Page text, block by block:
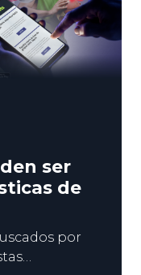
ser
de
por